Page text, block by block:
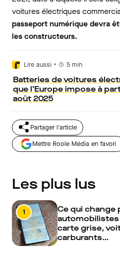
voitures électriques
passeport numérique devra
les constructeurs.
Lire aussi • 5 min
Batteries de voitures
que l’Europe impose à
août 2025
Partager l'article
Mettre Roole Média en favori
Les plus lus
1
Ce qui change
automobilistes
carte grise,
carburants…